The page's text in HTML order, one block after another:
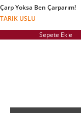
Çarp Yoksa Ben Çarparım!
TARIK USLU
Sepete Ekle